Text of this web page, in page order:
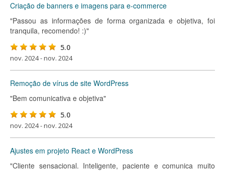
Criação de banners e imagens para e-commerce
"Passou as informações de forma organizada e objetiva, foi
tranquila, recomendo! :)"
5.0
nov. 2024 - nov. 2024
Remoção de vírus de site WordPress
"Bem comunicativa e objetiva"
5.0
nov. 2024 - nov. 2024
Ajustes em projeto React e WordPress
"Cliente sensacional. Inteligente, paciente e comunica muito